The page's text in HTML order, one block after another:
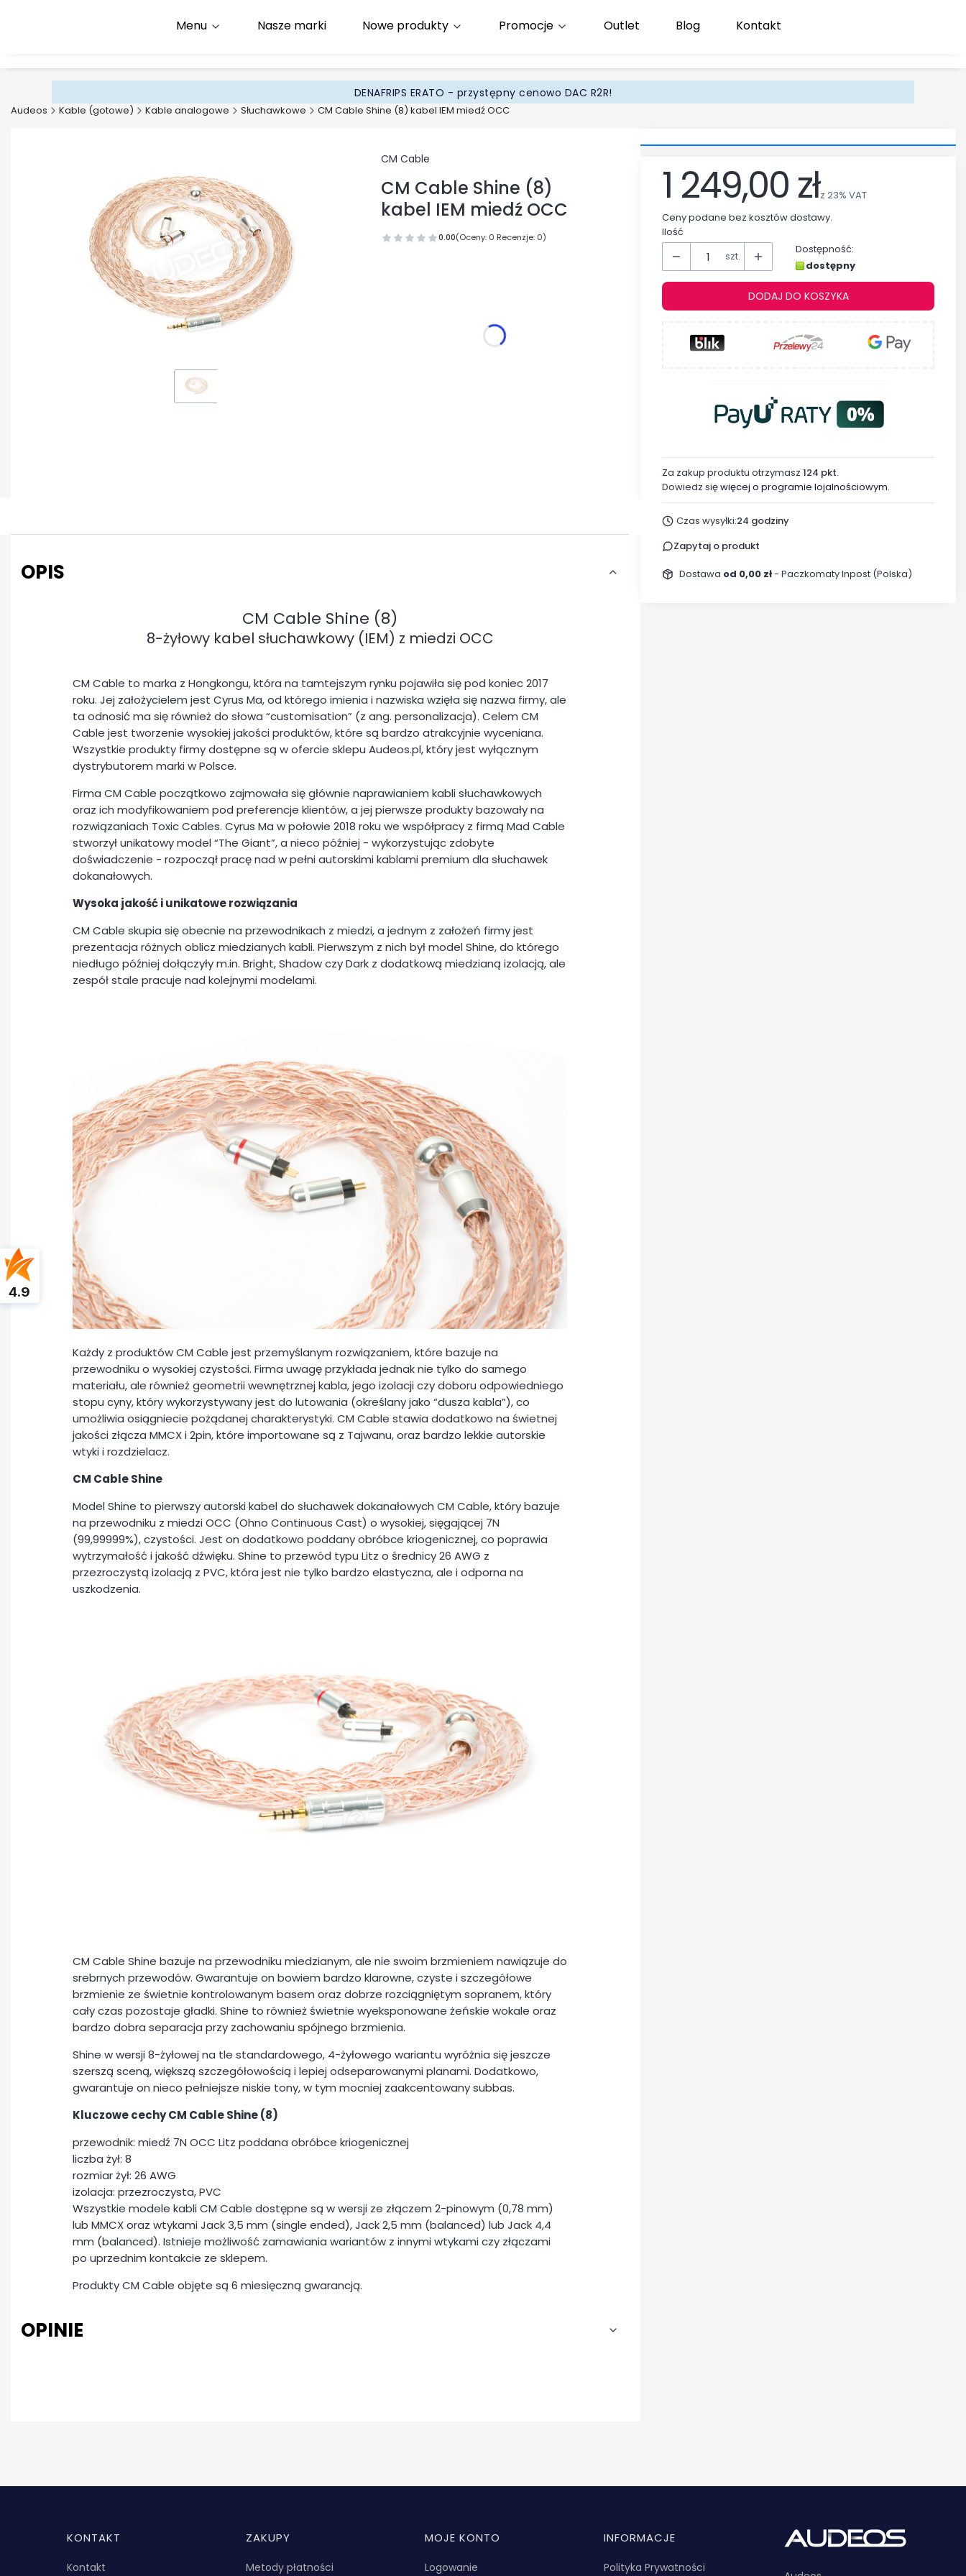
Infolinia:
+48 500 600 965
DENAFRIPS ERATO - przystępny cenowo DAC R2R!
Menu Nasze marki Nowe produkty Promocje Outlet Blog Kontakt
Audeos Kable (gotowe) Kable analogowe Słuchawkowe CM Cable Shine (8) kabel IEM miedź OCC
CM Cable
CM Cable Shine (8)
kabel IEM miedź OCC
0.00(Oceny: 0 Recenzje: 0)
Przejdź do sekcji Opinie
OPIS
CM Cable Shine (8)
8-żyłowy kabel słuchawkowy (IEM) z miedzi OCC
CM Cable to marka z Hongkongu, która na tamtejszym rynku pojawiła się pod koniec 2017
roku. Jej założycielem jest Cyrus Ma, od którego imienia i nazwiska wzięła się nazwa firmy, ale
ta odnosić ma się również do słowa “customisation” (z ang. personalizacja). Celem CM
Cable jest tworzenie wysokiej jakości produktów, które są bardzo atrakcyjnie wyceniana.
Wszystkie produkty firmy dostępne są w ofercie sklepu Audeos.pl, który jest wyłącznym
dystrybutorem marki w Polsce.
Firma CM Cable początkowo zajmowała się głównie naprawianiem kabli słuchawkowych
oraz ich modyfikowaniem pod preferencje klientów, a jej pierwsze produkty bazowały na
rozwiązaniach Toxic Cables. Cyrus Ma w połowie 2018 roku we współpracy z firmą Mad Cable
stworzył unikatowy model “The Giant”, a nieco później - wykorzystując zdobyte
doświadczenie - rozpoczął pracę nad w pełni autorskimi kablami premium dla słuchawek
dokanałowych.
Wysoka jakość i unikatowe rozwiązania
CM Cable skupia się obecnie na przewodnikach z miedzi, a jednym z założeń firmy jest
prezentacja różnych oblicz miedzianych kabli. Pierwszym z nich był model Shine, do którego
niedługo później dołączyły m.in. Bright, Shadow czy Dark z dodatkową miedzianą izolacją, ale
zespół stale pracuje nad kolejnymi modelami.
Każdy z produktów CM Cable jest przemyślanym rozwiązaniem, które bazuje na
przewodniku o wysokiej czystości. Firma uwagę przykłada jednak nie tylko do samego
materiału, ale również geometrii wewnętrznej kabla, jego izolacji czy doboru odpowiedniego
stopu cyny, który wykorzystywany jest do lutowania (określany jako “dusza kabla”), co
umożliwia osiągniecie pożądanej charakterystyki. CM Cable stawia dodatkowo na świetnej
jakości złącza MMCX i 2pin, które importowane są z Tajwanu, oraz bardzo lekkie autorskie
wtyki i rozdzielacz.
CM Cable Shine
Model Shine to pierwszy autorski kabel do słuchawek dokanałowych CM Cable, który bazuje
na przewodniku z miedzi OCC (Ohno Continuous Cast) o wysokiej, sięgającej 7N
(99,99999%), czystości. Jest on dodatkowo poddany obróbce kriogenicznej, co poprawia
wytrzymałość i jakość dźwięku. Shine to przewód typu Litz o średnicy 26 AWG z
przezroczystą izolacją z PVC, która jest nie tylko bardzo elastyczna, ale i odporna na
uszkodzenia.
CM Cable Shine bazuje na przewodniku miedzianym, ale nie swoim brzmieniem nawiązuje do
srebrnych przewodów. Gwarantuje on bowiem bardzo klarowne, czyste i szczegółowe
brzmienie ze świetnie kontrolowanym basem oraz dobrze rozciągniętym sopranem, który
cały czas pozostaje gładki. Shine to również świetnie wyeksponowane żeńskie wokale oraz
bardzo dobra separacja przy zachowaniu spójnego brzmienia.
Shine w wersji 8-żyłowej na tle standardowego, 4-żyłowego wariantu wyróżnia się jeszcze
szerszą sceną, większą szczegółowością i lepiej odseparowanymi planami. Dodatkowo,
gwarantuje on nieco pełniejsze niskie tony, w tym mocniej zaakcentowany subbas.
Kluczowe cechy CM Cable Shine (8)
przewodnik: miedź 7N OCC Litz poddana obróbce kriogenicznej
liczba żył: 8
rozmiar żył: 26 AWG
izolacja: przezroczysta, PVC
Wszystkie modele kabli CM Cable dostępne są w wersji ze złączem 2-pinowym (0,78 mm)
lub MMCX oraz wtykami Jack 3,5 mm (single ended), Jack 2,5 mm (balanced) lub Jack 4,4
mm (balanced). Istnieje możliwość zamawiania wariantów z innymi wtykami czy złączami
po uprzednim kontakcie ze sklepem.
Produkty CM Cable objęte są 6 miesięczną gwarancją.
OPINIE
1 249,00 złz 23% VAT
Ceny podane bez kosztów dostawy.
Ilość
szt.
Dostępność:
dostępny
DODAJ DO KOSZYKA
Za zakup produktu otrzymasz 124 pkt.
Dowiedz sięwięcej o programie lojalnościowym.
Czas wysyłki:24 godziny
Zapytaj o produkt
Dostawa od 0,00 zł- Paczkomaty Inpost (Polska)
Linki w stopce
KONTAKT
Kontakt
ZAKUPY
Metody płatności
MOJE KONTO
Logowanie
INFORMACJE
Polityka Prywatności
4.9